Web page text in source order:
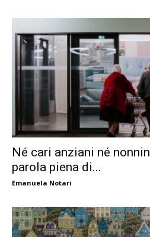
Né cari anziani né
parola piena di...
Emanuela Notari